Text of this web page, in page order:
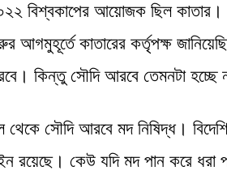
বিশ্বকাপের আয়োজক ছিল কাতার।
আগমুহূর্তে কাতারের কর্তৃপক্ষ
কিন্তু সৌদি আরবে তেমনটা হচ্ছে
সৌদি আরবে মদ নিষিদ্ধ।
রয়েছে। কেউ যদি মদ পান করে ধরা